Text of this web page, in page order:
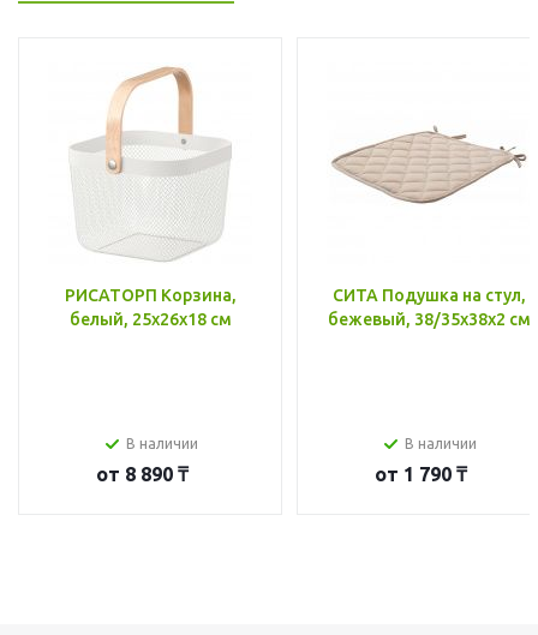
РИСАТОРП Корзина,
белый, 25x26x18 см
В наличии
от 8 890 ₸
СИТА Подушка на стул,
бежевый, 38/35x38x2 см
В наличии
от 1 790 ₸